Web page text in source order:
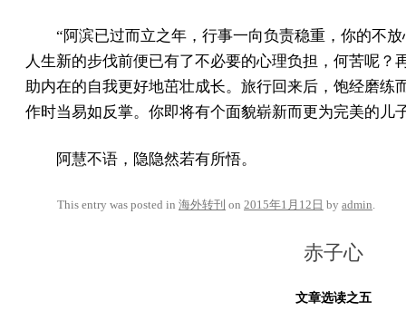
“阿滨已过而立之年，行事一向负责稳重，你的不
人生新的步伐前便已有了不必要的心理负担，何苦呢？
助内在的自我更好地茁壮成长。旅行回来后，饱经磨练
作时当易如反掌。你即将有个面貌崭新而更为完美的儿
阿慧不语，隐隐然若有所悟。
This entry was posted in 海外转刊 on 2015年1月12日 by admin.
赤子心
文章选读之五